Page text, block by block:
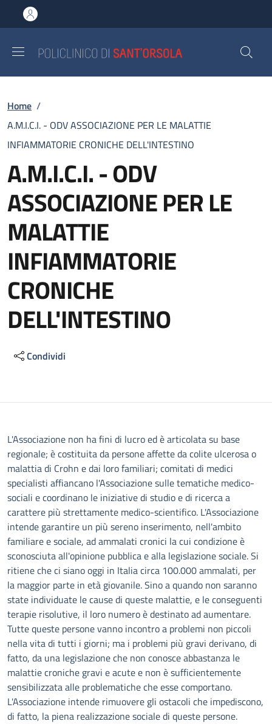
al contenuto principale
to footer content
Briciole di pane
Home /
A.M.I.C.I. - ODV ASSOCIAZIONE PER LE MALATTIE
INFIAMMATORIE CRONICHE DELL'INTESTINO
A.M.I.C.I. - ODV
ASSOCIAZIONE PER LE
MALATTIE
INFIAMMATORIE
CRONICHE
DELL'INTESTINO
Condividi
Descrizione
L'Associazione non ha fini di lucro ed è articolata su base
regionale; è costituita da persone affette da colite ulcerosa o
malattia di Crohn e dai loro familiari; comitati di medici
specialisti affiancano l'Associazione sulle tematiche medico-
sociali e coordinano le iniziative di studio e di ricerca a
carattere più strettamente medico-scientifico. L'Associazione
intende garantire un più sereno inserimento, nell'ambito
familiare e sociale, ad ammalati cronici la cui condizione è
sconosciuta all'opinione pubblica e alla legislazione sociale. Si
ritiene che ci siano oggi in Italia circa 100.000 ammalati, per
la maggior parte in età giovanile. Sino a quando non saranno
state individuate le cause di queste malattie, e le conseguenti
terapie risolutive, il loro numero è destinato ad aumentare.
Tutte queste persone vanno incontro a problemi non piccoli
nella vita di tutti i giorni; ma i problemi più gravi derivano, di
fatto, da una legislazione che non conosce abbastanza le
malattie croniche gravi e acute e non è sufficientemente
sensibilizzata alle problematiche che esse comportano.
L'Associazione intende rimuovere gli ostacoli che impediscono,
di fatto, la piena realizzazione sociale di queste persone.